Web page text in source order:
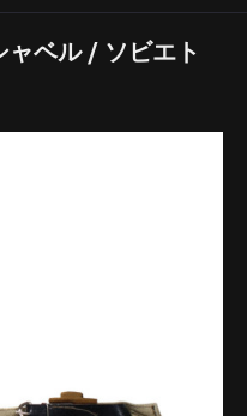
ベル / ソビエト